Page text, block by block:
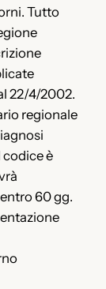
Tutto
22/4/2002.
regionale
codice è
60 gg.